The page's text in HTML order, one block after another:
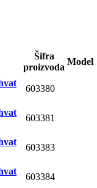
Šifra
proizvoda
Model
603380
603381
603383
603384